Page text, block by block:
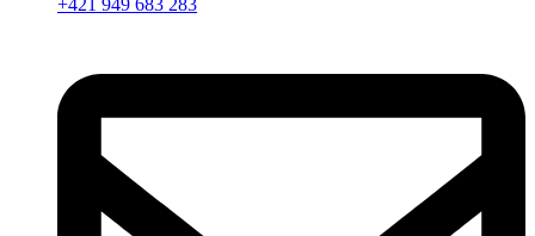
+421 949 683 283